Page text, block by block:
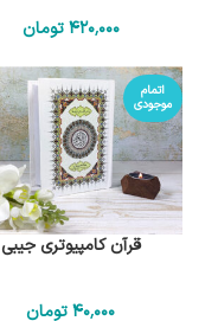
420٬000 تومان
اتمام
موجودی
قرآن کامپیوتری جیبی
40٬000تومان